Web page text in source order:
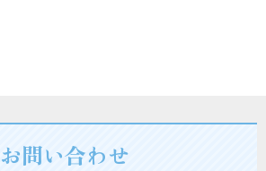
お問い合わせ